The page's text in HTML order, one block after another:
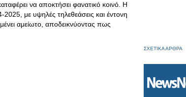
να αποκτήσει φανατικό κοινό. Η
2025, με υψηλές τηλεθεάσεις και έντονη
αμείωτο, αποδεικνύοντας πως
ΣΧΕΤΙΚΑ ΑΡΘΡΑ